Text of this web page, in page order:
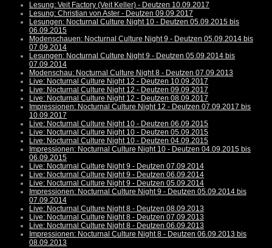
Lesung: Veit Factory (Veit Keller) - Deutzen 10.09.2017
Lesung: Christian von Aster - Deutzen 09.09.2017
Lesungen: Nocturnal Culture Night 10 - Deutzen 05.09.2015 bis
06.09.2015
Modenschauen: Nocturnal Culture Night 9 - Deutzen 05.09.2014 bis
07.09.2014
Lesungen: Nocturnal Culture Night 9 - Deutzen 05.09.2014 bis
07.09.2014
Modenschau: Nocturnal Culture Night 8 - Deutzen 07.09.2013
Live: Nocturnal Culture Night 12 - Deutzen 10.09.2017
Live: Nocturnal Culture Night 12 - Deutzen 09.09.2017
Live: Nocturnal Culture Night 12 - Deutzen 08.09.2017
Impressionen: Nocturnal Culture Night 12 - Deutzen 07.09.2017 bis
10.09.2017
Live: Nocturnal Culture Night 10 - Deutzen 06.09.2015
Live: Nocturnal Culture Night 10 - Deutzen 05.09.2015
Live: Nocturnal Culture Night 10 - Deutzen 04.09.2015
Impressionen: Nocturnal Culture Night 10 - Deutzen 04.09.2015 bis
06.09.2015
Live: Nocturnal Culture Night 9 - Deutzen 07.09.2014
Live: Nocturnal Culture Night 9 - Deutzen 06.09.2014
Live: Nocturnal Culture Night 9 - Deutzen 05.09.2014
Impressionen: Nocturnal Culture Night 9 - Deutzen 05.09.2014 bis
07.09.2014
Live: Nocturnal Culture Night 8 - Deutzen 08.09.2013
Live: Nocturnal Culture Night 8 - Deutzen 07.09.2013
Live: Nocturnal Culture Night 8 - Deutzen 06.09.2013
Impressionen: Nocturnal Culture Night 8 - Deutzen 06.09.2013 bis
08.09.2013